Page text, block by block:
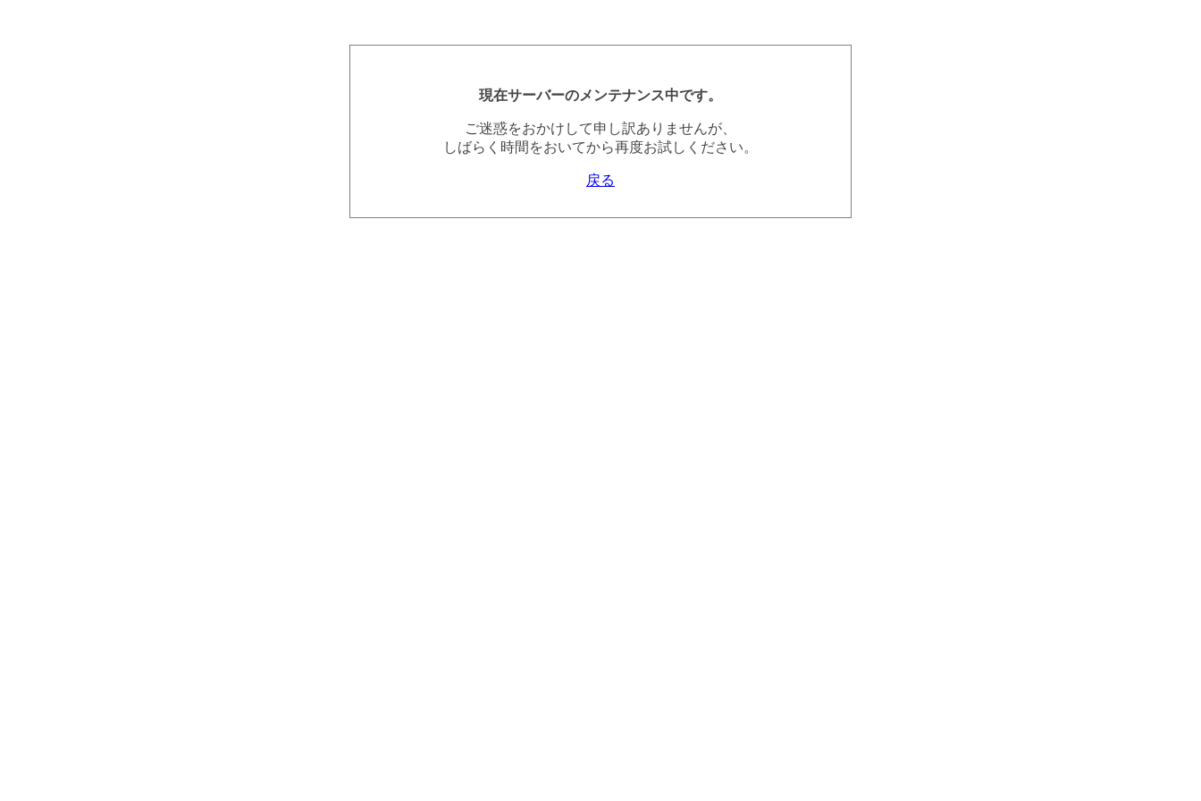
現在サーバーのメンテナンス中です。
ご迷惑をおかけして申し訳ありませんが、
しばらく時間をおいてから再度お試しください。
戻る